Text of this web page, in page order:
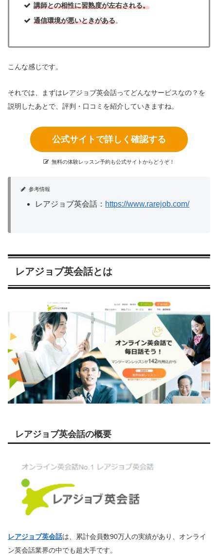
講師との相性に習熟度が左右される。
通信環境が悪いときがある。
こんな感じです。
それでは、まずはレアジョブ英会話ってどんなサービスなの？を
説明したあとで、評判・口コミを紹介していきますね。
公式サイトで詳しく確認する
無料の体験レッスン予約も公式サイトからどうぞ！
参考情報
レアジョブ英会話： https://www.rarejob.com/
レアジョブ英会話とは
レアジョブ英会話の概要
レアジョブ英会話は、累計会員数90万人の実績があり、オンライ
ン英会話業界の中でも超大手です。